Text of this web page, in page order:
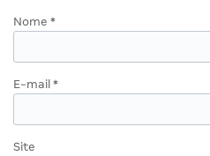
Nome *
E-mail *
Site